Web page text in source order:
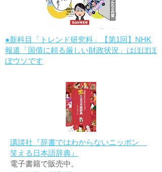
●新科目「トレンド研究科」【第1回】NHK
報道「国債に頼る厳しい財政状況」はほぼほ
ぼウソです
講談社『辞書ではわからないニッポン
笑える日本語辞典』
電子書籍で販売中。